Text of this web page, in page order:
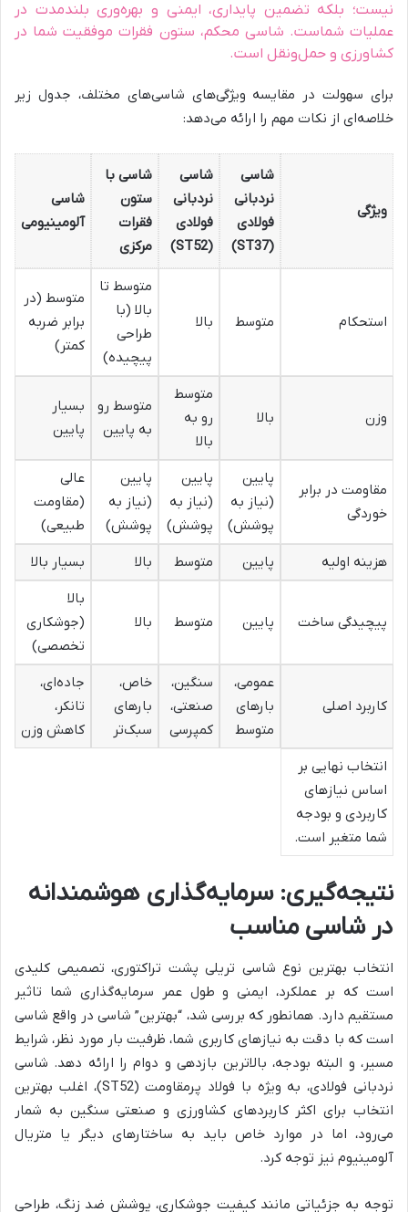
نیست؛ بلکه تضمین پایداری، ایمنی و بهره‌وری بلندمدت در
عملیات شماست. شاسی محکم، ستون فقرات موفقیت شما در
کشاورزی و حمل‌ونقل است.
برای سهولت در مقایسه ویژگی‌های شاسی‌های مختلف، جدول زیر
خلاصه‌ای از نکات مهم را ارائه می‌دهد:
ویژگی
شاسی
نردبانی
فولادی
(ST37)
شاسی
نردبانی
فولادی
(ST52)
شاسی با
ستون
فقرات
مرکزی
شاسی
آلومینیومی
استحکام متوسط بالا
متوسط تا
بالا (با
طراحی
پیچیده)
متوسط (در
برابر ضربه
کمتر)
وزن بالا
متوسط
رو به
بالا
متوسط رو
به پایین
بسیار
پایین
مقاومت در برابر
خوردگی
پایین
(نیاز به
پوشش)
پایین
(نیاز به
پوشش)
پایین
(نیاز به
پوشش)
عالی
(مقاومت
طبیعی)
هزینه اولیه
پایین متوسط بالا بسیار بالا
پیچیدگی ساخت پایین متوسط بالا
بالا
(جوشکاری
تخصصی)
کاربرد اصلی
عمومی،
بارهای
متوسط
سنگین،
صنعتی،
کمپرسی
خاص،
بارهای
سبک‌تر
جاده‌ای،
تانکر،
کاهش وزن
انتخاب نهایی بر
اساس نیازهای
کاربردی و بودجه
شما متغیر است.
نتیجه‌گیری: سرمایه‌گذاری هوشمندانه
در شاسی مناسب
انتخاب بهترین نوع شاسی تریلی پشت تراکتوری، تصمیمی کلیدی
است که بر عملکرد، ایمنی و طول عمر سرمایه‌گذاری شما تاثیر
مستقیم دارد. همانطور که بررسی شد، “بهترین” شاسی در واقع شاسی
است که با دقت به نیازهای کاربری شما، ظرفیت بار مورد نظر، شرایط
مسیر، و البته بودجه، بالاترین بازدهی و دوام را ارائه دهد. شاسی
نردبانی فولادی، به ویژه با فولاد پرمقاومت (ST52)، اغلب بهترین
انتخاب برای اکثر کاربردهای کشاورزی و صنعتی سنگین به شمار
می‌رود، اما در موارد خاص باید به ساختارهای دیگر یا متریال
آلومینیوم نیز توجه کرد.
توجه به جزئیاتی مانند کیفیت جوشکاری، پوشش ضد زنگ، طراحی